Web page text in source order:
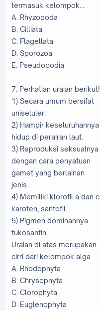
termasuk kelompok....
A. Rhyzopoda
B. Cilliata
C. Flagellata
D. Sporozoa
E. Pseudopodia
7. Perhatian uraian berikut!
1) Secara umum bersifat
uniseluler.
2) Hampir keseluruhannya
hidup di perairan laut.
3) Reproduksi seksualnya
dengan cara penyatuan
gamet yang berlainan
jenis.
4) Memiliki klorofil a dan c,
karoten, santofil.
5) Pigmen dominannya
fukosantin.
Uraian di atas merupakan
cirri dari kelompok alga
A. Rhodophyta
B. Chrysophyta
C. Clorophyta
D. Euglenophyta